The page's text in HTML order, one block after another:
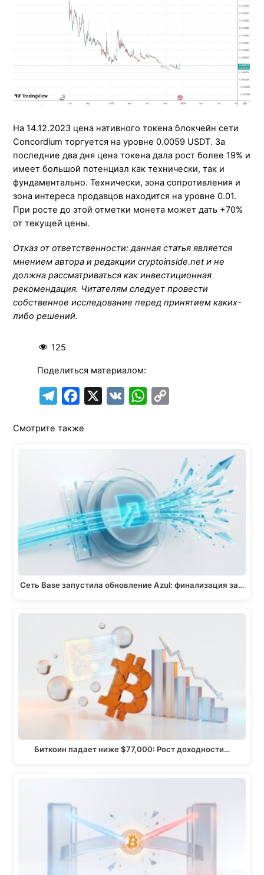
На 14.12.2023 цена нативного токена блокчейн сети
Concordium торгуется на уровне 0.0059 USDT. За
последние два дня цена токена дала рост более 19% и
имеет большой потенциал как технически, так и
фундаментально. Технически, зона сопротивления и
зона интереса продавцов находится на уровне 0.01.
При росте до этой отметки монета может дать +70%
от текущей цены.
Отказ от ответственности: данная статья является
мнением автора и редакции cryptoinside.net и не
должна рассматриваться как инвестиционная
рекомендация. Читателям следует провести
собственное исследование перед принятием каких-
либо решений.
125
Поделиться материалом:
l
m
c
o
o
k
W
A
p
p
y
n
k
Смотрите также
Сеть Base запустила обновление Azul: финализация за…
Биткоин падает ниже $77,000: Рост доходности…